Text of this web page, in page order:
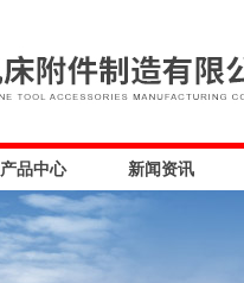
产品中心 新闻资讯